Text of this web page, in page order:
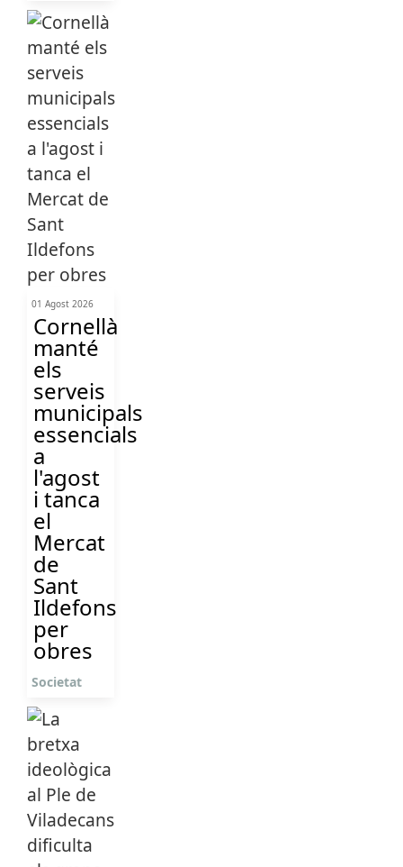
01 Agost 2026
Cornellà
manté
els
serveis
municipals
essencials
a
l'agost
i tanca
el
Mercat
de
Sant
Ildefons
per
obres
Societat